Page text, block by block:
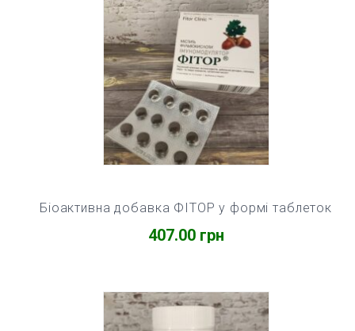
407.00 грн
Біоактивна добавка ФІТОР у формі таблеток